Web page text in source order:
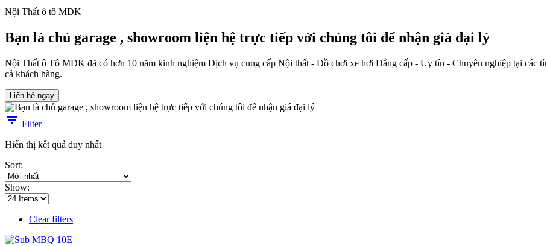
Nội Thất ô tô MDK
Bạn là chủ garage , showroom liện hệ trực tiếp với chúng tôi để nhận giá đại lý
Nội Thất ô Tô MDK đã có hơn 10 năm kinh nghiệm Dịch vụ cung cấp Nội thất - Đồ chơi xe hơi Đẳng cấp - Uy tín - Chuyên nghiệp tại các
cả khách hàng.
Liên hệ ngay
Filter
Hiển thị kết quả duy nhất
Sort:
Show:
Clear filters